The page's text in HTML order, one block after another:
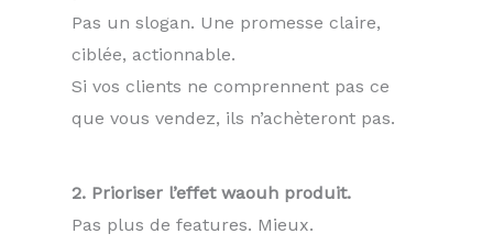
Pas un slogan. Une promesse claire,
ciblée, actionnable.
Si vos clients ne comprennent pas ce
que vous vendez, ils n’achèteront pas.
2. Prioriser l’effet waouh produit.
Pas plus de features. Mieux.